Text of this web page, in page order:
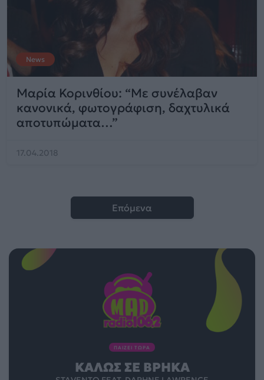
News
Μαρία Κορινθίου: “Με συνέλαβαν
κανονικά, φωτογράφιση, δαχτυλικά
αποτυπώματα…”
17.04.2018
Επόμενα
ΠΑΙΖΕΙ ΤΩΡΑ
ΚΑΛΏΣ ΣΕ ΒΡΉΚΑ